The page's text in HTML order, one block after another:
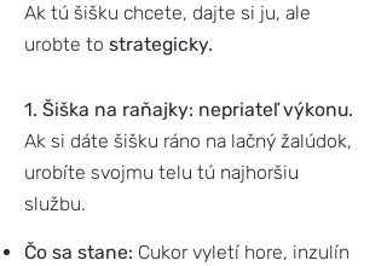
Ak tú šišku chcete, dajte si ju, ale
urobte to strategicky.
1. Šiška na raňajky: nepriateľ výkonu.
Ak si dáte šišku ráno na lačný žalúdok,
urobíte svojmu telu tú najhoršiu
službu.
Čo sa stane: Cukor vyletí hore, inzulín